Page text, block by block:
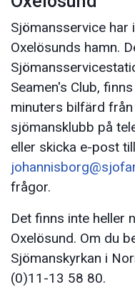
Sjömansservice har
Oxelösunds hamn.
Seamen's Club,
minuters bilfärd
sjömansklubb på
eller skicka e-post till
frågor.
Det finns inte heller
Oxelösund. Om du
Sjömanskyrkan i
(0)11-13 58 80.